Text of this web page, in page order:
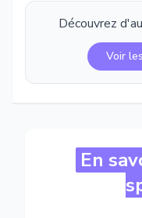
Découvrez
Voir
En